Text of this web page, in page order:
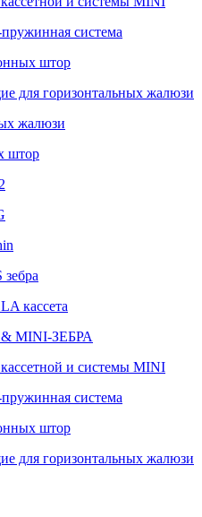
система
штор
для горизонтальных жалюзи
жалюзи
штор
кассета
MINI-ЗЕБРА
и системы MINI
система
штор
для горизонтальных жалюзи